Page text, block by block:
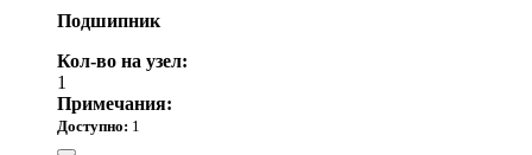
Подшипник
Кол-во на узел:
1
Примечания:
Доступно: 1